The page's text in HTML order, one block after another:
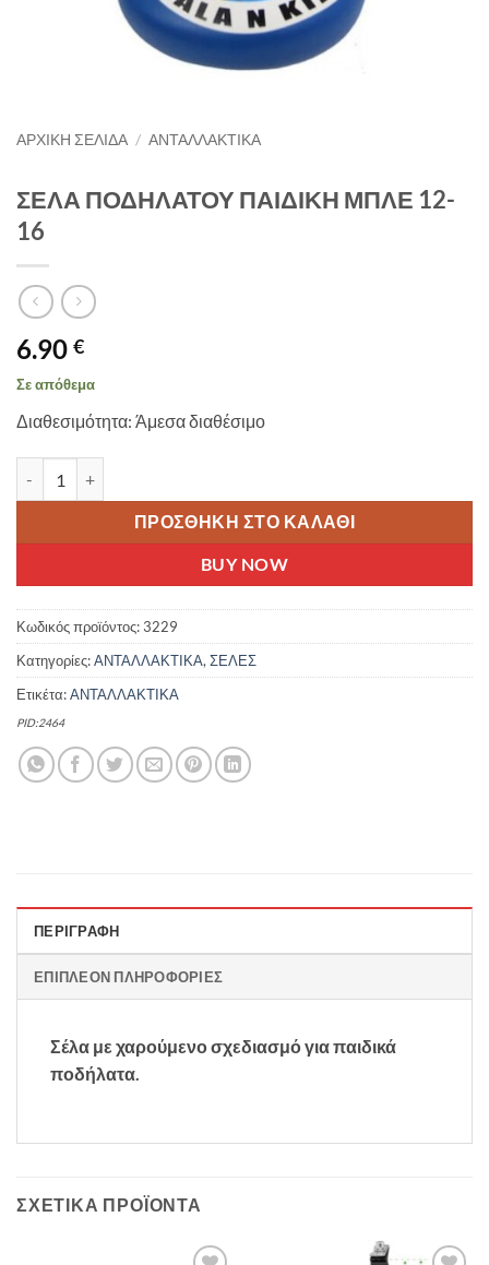
ΑΡΧΙΚΉ ΣΕΛΊΔΑ / ΑΝΤΑΛΛΑΚΤΙΚΑ
ΣΕΛΑ ΠΟΔΗΛΑΤΟΥ ΠΑΙΔΙΚΗ ΜΠΛΕ 12-
16
6.90 €
Σε απόθεμα
Διαθεσιμότητα: Άμεσα διαθέσιμο
ΠΡΟΣΘΉΚΗ ΣΤΟ ΚΑΛΆΘΙ
BUY NOW
Κωδικός προϊόντος:3229
Κατηγορίες:ΑΝΤΑΛΛΑΚΤΙΚΑ, ΣΕΛΕΣ
Ετικέτα:ΑΝΤΑΛΛΑΚΤΙΚΑ
PID:2464
ΠΕΡΙΓΡΑΦΉ
ΕΠΙΠΛΈΟΝ ΠΛΗΡΟΦΟΡΊΕΣ
Σέλα με χαρούμενο σχεδιασμό για παιδικά
ποδήλατα.
ΣΧΕΤΙΚΆ ΠΡΟΪΌΝΤΑ